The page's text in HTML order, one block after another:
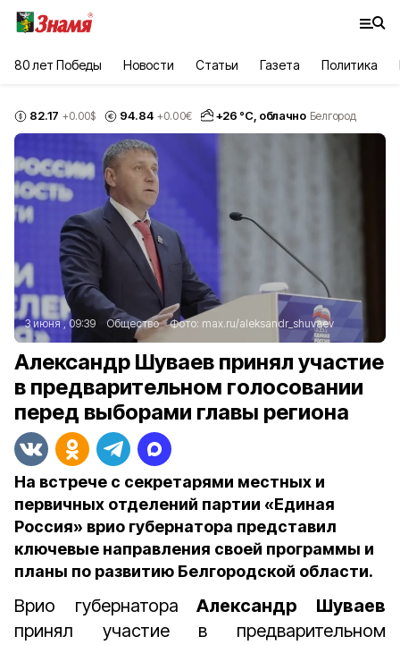
80 лет Победы Новости Статьи Газета Политика
82.17 +0.00$ 94.84 +0.00€ +26 °С, облачно Белгород
3 июня , 09:39 Общество Фото: max.ru/aleksandr_shuvaev
Александр Шуваев принял участие
в предварительном голосовании
перед выборами главы региона
На встрече с секретарями местных и
первичных отделений партии «Единая
Россия» врио губернатора представил
ключевые направления своей программы и
планы по развитию Белгородской области.
Врио губернатора Александр Шуваев
принял участие в предварительном